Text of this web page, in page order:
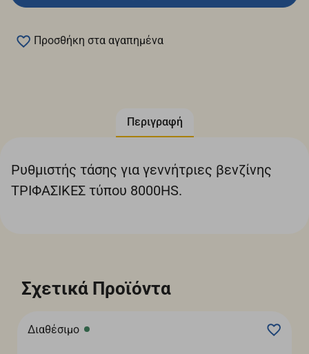
Προσθήκη στα αγαπημένα
Περιγραφή
Ρυθμιστής τάσης για γεννήτριες βενζίνης
ΤΡΙΦΑΣΙΚΕΣ τύπου 8000HS.
Σχετικά Προϊόντα
Διαθέσιμο